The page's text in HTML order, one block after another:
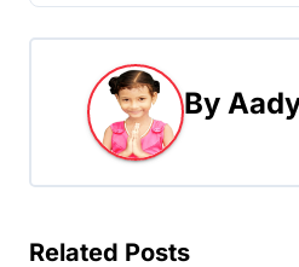
v
By
Related Posts